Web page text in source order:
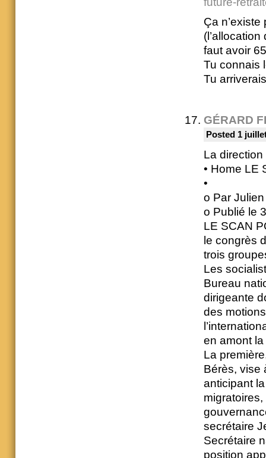
Ça
faut avoir
Tu connais
Tu
GÉRARD
Posted 1
La
• Home LE
•
o Par
o Publié le
LE SCAN
le congrès
trois
Les
Bureau
dirigeante
des
en amont
La
Bérès, vise
anticipant
secrétaire
Secrétaire
position